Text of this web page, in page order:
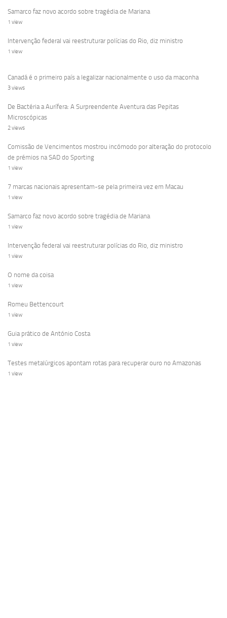
Samarco faz novo acordo sobre tragédia de Mariana
1 view
Intervenção federal vai reestruturar polícias do Rio, diz ministro
1 view
Canadá é o primeiro país a legalizar nacionalmente o uso da maconha
3 views
De Bactéria a Aurífera: A Surpreendente Aventura das Pepitas
Microscópicas
2 views
Comissão de Vencimentos mostrou incómodo por alteração do protocolo
de prémios na SAD do Sporting
1 view
7 marcas nacionais apresentam-se pela primeira vez em Macau
1 view
Samarco faz novo acordo sobre tragédia de Mariana
1 view
Intervenção federal vai reestruturar polícias do Rio, diz ministro
1 view
O nome da coisa
1 view
Romeu Bettencourt
1 view
Guia prático de António Costa
1 view
Testes metalúrgicos apontam rotas para recuperar ouro no Amazonas
1 view